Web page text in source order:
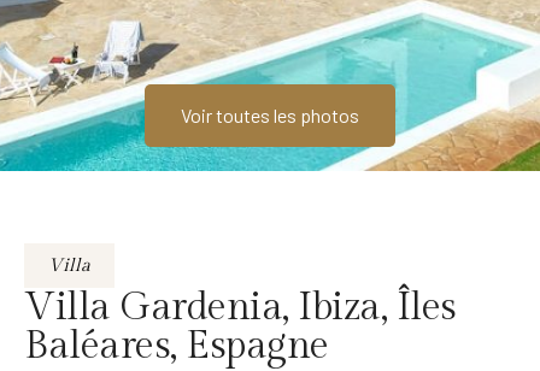
Voir toutes les photos
Villa
Villa Gardenia, Ibiza, Îles
Baléares, Espagne